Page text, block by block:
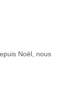
Noël, nous